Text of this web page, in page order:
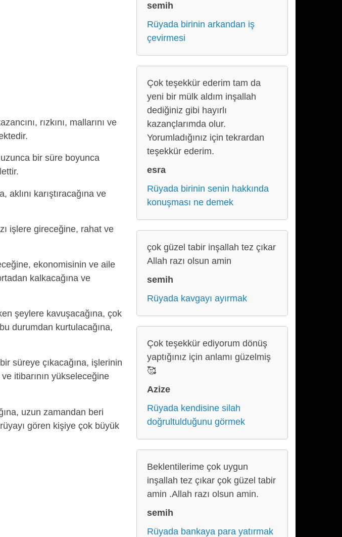
rızkını, mallarını ve
bir süre boyunca
karıştıracağına ve
işlere gireceğine, rahat ve
ekonomisinin ve aile
kalkacağına ve
şeylere kavuşacağına, çok
durumdan kurtulacağına,
süreye çıkacağına, işlerinin
itibarının yükseleceğine
uzun zamandan beri
gören kişiye çok büyük
semih
Rüyada birinin arkandan iş
çevirmesi
Çok teşekkür ederim tam da
yeni bir mülk aldım inşallah
dediğiniz gibi hayırlı
kazançlarımda olur.
Yorumladığınız için tekrardan
teşekkür ederim.
esra
Rüyada birinin senin hakkında
konuşması ne demek
çok güzel tabir inşallah tez çıkar
Allah razı olsun amin
semih
Rüyada kavgayı ayırmak
Çok teşekkür ediyorum dönüş
yaptığınız için anlamı güzelmiş
🥰
Azize
Rüyada kendisine silah
doğrultulduğunu görmek
Beklentilerime çok uygun
inşallah tez çıkar çok güzel tabir
amin .Allah razı olsun amin.
semih
Rüyada bankaya para yatırmak